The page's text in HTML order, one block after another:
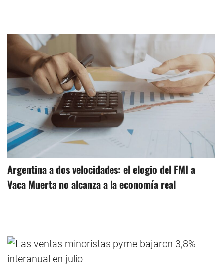
Argentina a dos velocidades: el elogio del FMI a
Vaca Muerta no alcanza a la economía real